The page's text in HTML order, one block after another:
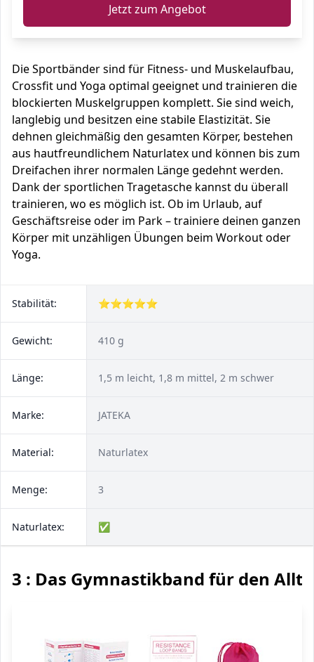
Jetzt zum Angebot
Die Sportbänder sind für Fitness- und Muskelaufbau,
Crossfit und Yoga optimal geeignet und trainieren die
blockierten Muskelgruppen komplett. Sie sind weich,
langlebig und besitzen eine stabile Elastizität. Sie
dehnen gleichmäßig den gesamten Körper, bestehen
aus hautfreundlichem Naturlatex und können bis zum
Dreifachen ihrer normalen Länge gedehnt werden.
Dank der sportlichen Tragetasche kannst du überall
trainieren, wo es möglich ist. Ob im Urlaub, auf
Geschäftsreise oder im Park – trainiere deinen ganzen
Körper mit unzähligen Übungen beim Workout oder
Yoga.
Stabilität: ⭐⭐⭐⭐⭐
Gewicht: 410 g
Länge: 1,5 m leicht, 1,8 m mittel, 2 m schwer
Marke: ‎JATEKA
Material: Naturlatex
Menge: 3
Naturlatex: ✅
3 : Das Gymnastikband für den